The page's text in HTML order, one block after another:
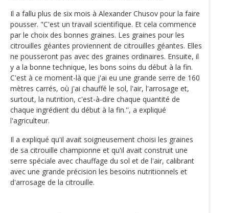
Il a fallu plus de six mois à Alexander Chusov pour la faire
pousser. "C'est un travail scientifique. Et cela commence
par le choix des bonnes graines. Les graines pour les
citrouilles géantes proviennent de citrouilles géantes. Elles
ne pousseront pas avec des graines ordinaires. Ensuite, il
y a la bonne technique, les bons soins du début à la fin.
C'est à ce moment-là que j'ai eu une grande serre de 160
mètres carrés, où j'ai chauffé le sol, l'air, l'arrosage et,
surtout, la nutrition, c'est-à-dire chaque quantité de
chaque ingrédient du début à la fin.'', a expliqué
l'agriculteur.
Il a expliqué qu'il avait soigneusement choisi les graines
de sa citrouille championne et qu'il avait construit une
serre spéciale avec chauffage du sol et de l'air, calibrant
avec une grande précision les besoins nutritionnels et
d'arrosage de la citrouille.